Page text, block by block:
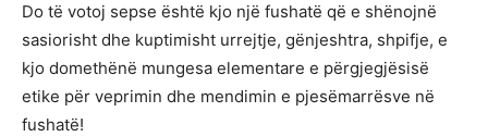
Do të votoj sepse është kjo një fushatë që e shënojnë
sasiorisht dhe kuptimisht urrejtje, gënjeshtra, shpifje, e
kjo domethënë mungesa elementare e përgjegjësisë
etike për veprimin dhe mendimin e pjesëmarrësve në
fushatë!